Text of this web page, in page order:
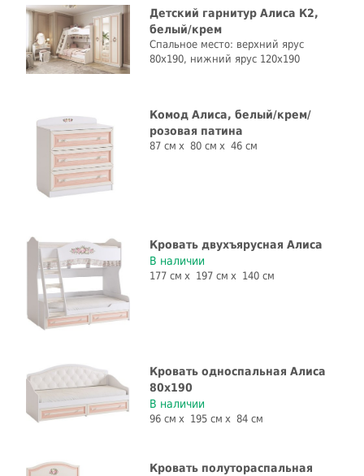
Детский гарнитур Алиса К2,
белый/крем
Спальное место: верхний ярус
80x190, нижний ярус 120x190
Комод Алиса, белый/крем/
розовая патина
87 см 80 см 46 см
Кровать двухъярусная Алиса
В наличии
177 см 197 см 140 см
Кровать односпальная Алиса
80x190
В наличии
96 см 195 см 84 см
Кровать полутораспальная